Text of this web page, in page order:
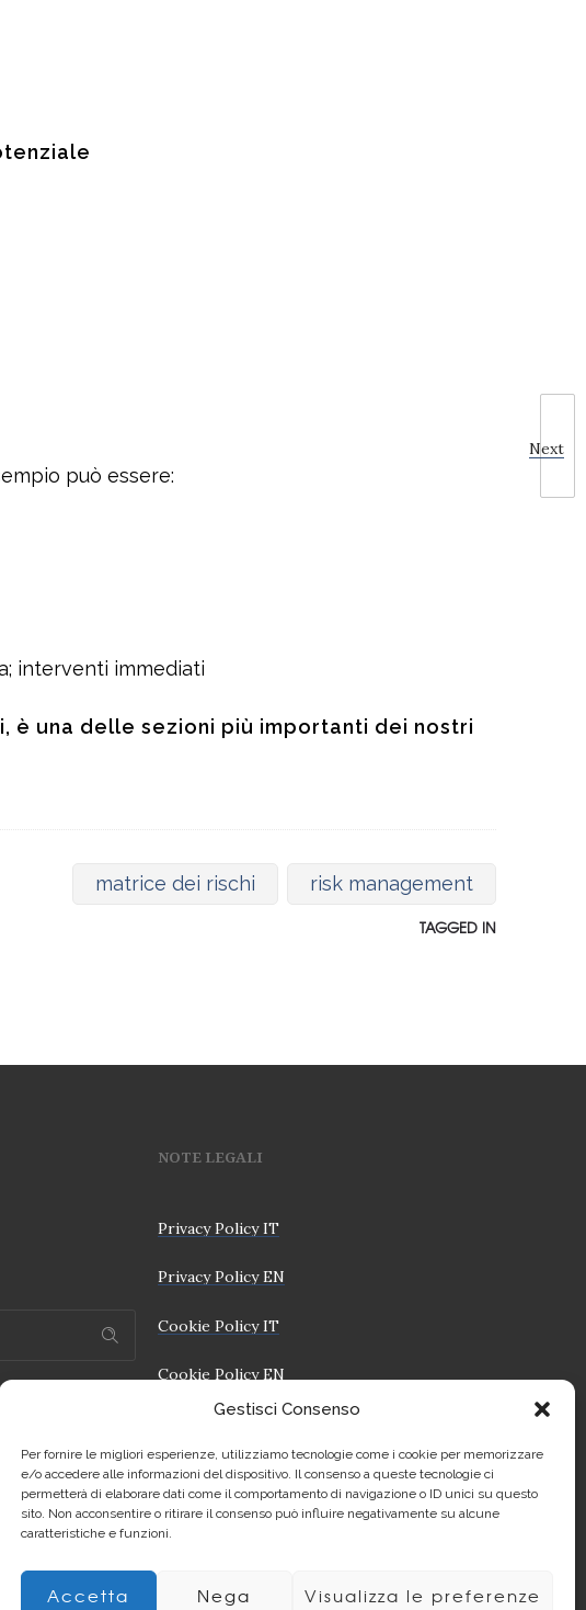
Gestisci Consenso
Per fornire le migliori esperienze, utilizziamo tecnologie come i cookie per memorizzare
e/o accedere alle informazioni del dispositivo. Il consenso a queste tecnologie ci
permetterà di elaborare dati come il comportamento di navigazione o ID unici su questo
sito. Non acconsentire o ritirare il consenso può influire negativamente su alcune
caratteristiche e funzioni.
Accetta Nega Visualizza le preferenze
Next
può essere:
interventi immediati
è una delle sezioni più importanti dei nostri
matrice dei rischi risk management
TAGGED IN
NOTE LEGALI
Privacy Policy IT
Privacy Policy EN
Cookie Policy IT
Cookie Policy EN